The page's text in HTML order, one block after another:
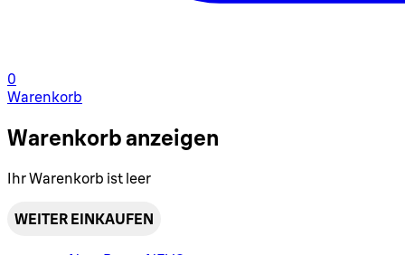
0
Warenkorb
Warenkorb anzeigen
Ihr Warenkorb ist leer
WEITER EINKAUFEN